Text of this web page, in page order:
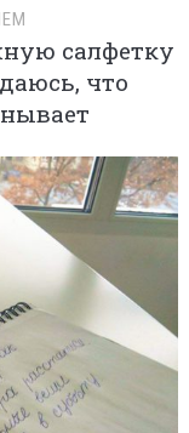
салфетку
что